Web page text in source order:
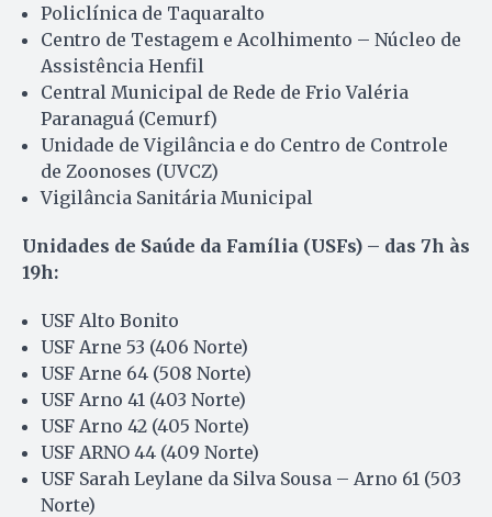
Policlínica de Taquaralto
Centro de Testagem e Acolhimento – Núcleo de
Assistência Henfil
Central Municipal de Rede de Frio Valéria
Paranaguá (Cemurf)
Unidade de Vigilância e do Centro de Controle
de Zoonoses (UVCZ)
Vigilância Sanitária Municipal
Unidades de Saúde da Família (USFs) – das 7h às
19h:
USF Alto Bonito
USF Arne 53 (406 Norte)
USF Arne 64 (508 Norte)
USF Arno 41 (403 Norte)
USF Arno 42 (405 Norte)
USF ARNO 44 (409 Norte)
USF Sarah Leylane da Silva Sousa – Arno 61 (503
Norte)